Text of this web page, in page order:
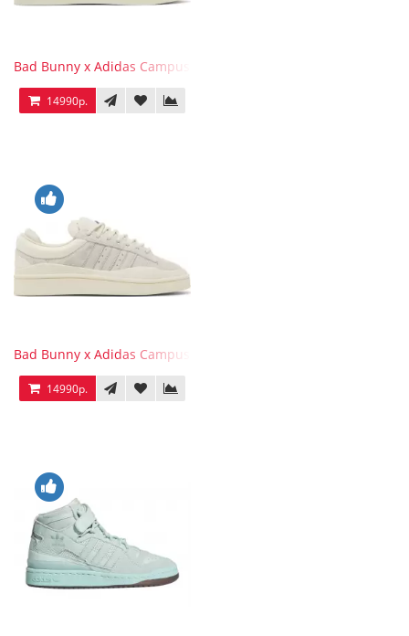
Bad Bunny x Adidas Campus Wild Moss
14990р.
Bad Bunny x Adidas Campus Light
14990р.